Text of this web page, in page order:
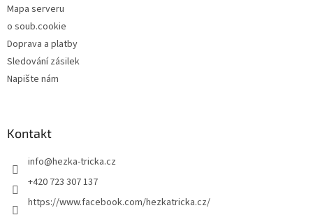
Mapa serveru
o soub.cookie
Doprava a platby
Sledování zásilek
Napište nám
Kontakt
info@hezka-tricka.cz
+420 723 307 137
https://www.facebook.com/hezkatricka.cz/